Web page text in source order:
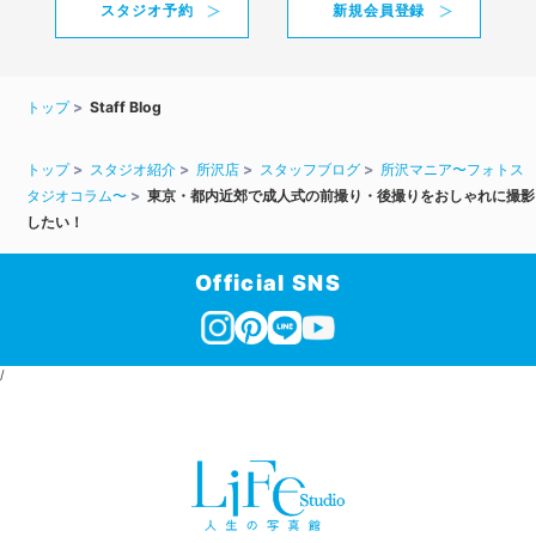
スタジオ予約 新規会員登録
トップ Staff Blog
トップ スタジオ紹介 所沢店 スタッフブログ
所沢マニア〜フォトス
タジオコラム〜
東京・都内近郊で成人式の前撮り・後撮りをおしゃれに撮影
したい！
Official SNS
/